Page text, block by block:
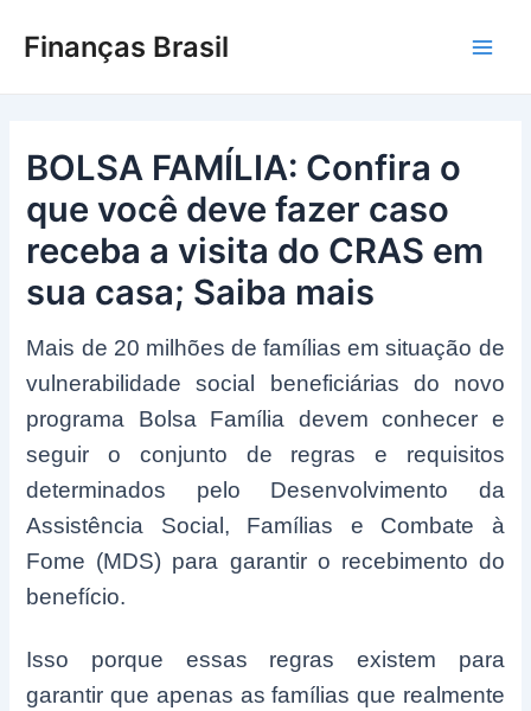
paraFinanças Brasil
BOLSA FAMÍLIA: Confira o
que você deve fazer caso
receba a visita do CRAS em
sua casa; Saiba mais
Mais de 20 milhões de famílias em situação de
vulnerabilidade social beneficiárias do novo
programa Bolsa Família devem conhecer e
seguir o conjunto de regras e requisitos
determinados pelo Desenvolvimento da
Assistência Social, Famílias e Combate à
Fome (MDS) para garantir o recebimento do
benefício.
Isso porque essas regras existem para
garantir que apenas as famílias que realmente